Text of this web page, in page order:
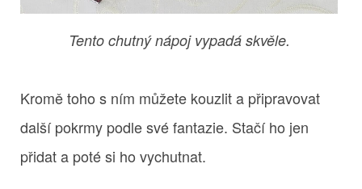
Tento chutný nápoj vypadá skvěle.
Kromě toho s ním můžete kouzlit a připravovat
další pokrmy podle své fantazie. Stačí ho jen
přidat a poté si ho vychutnat.